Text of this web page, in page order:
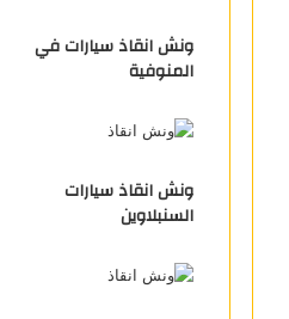
ونش انقاذ سيارات في
المنوفية
ونش انقاذ سيارات
السنبلاوين